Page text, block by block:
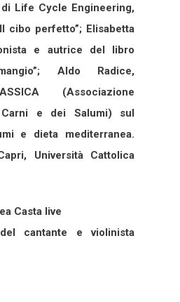
Life Cycle Engineering,
cibo perfetto”; Elisabetta
e autrice del libro
Aldo Radice,
(Associazione
e dei Salumi) sul
e dieta mediterranea.
Università Cattolica
Casta live
cantante e violinista